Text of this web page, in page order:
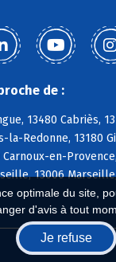
optimale du site,
d'avis à tout
Je refuse
de :
13480
Redonne, 13180
en-
13006
Biocoop.fr